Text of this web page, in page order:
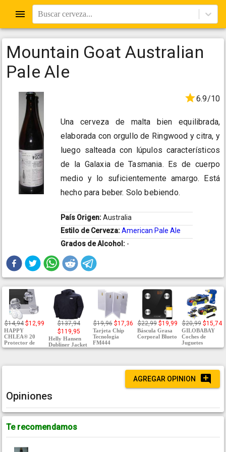
Buscar cerveza...
Mountain Goat Australian
Pale Ale
6.9/10
Una cerveza de malta bien equilibrada,
elaborada con orgullo de Ringwood y citra, y
luego salteada con lúpulos característicos
de la Galaxia de Tasmania. Es de cuerpo
medio y lo suficientemente amargo. Está
hecho para beber. Solo bebiendo.
País Origen:Australia
Estilo de Cerveza:American Pale Ale
Grados de Alcohol: -
$14,94 $12,99
HAPPY
CHLEA® 20
Protector de
$137,94
$119,95
Helly Hansen
Dubliner Jacket
$19,96 $17,36
Tarjeta Chip
Tecnologia
FM444
$22,99 $19,99
Báscula Grasa
Corporal Blueto
$20,99 $15,74
GILOBABAY
Coches de
Juguetes
AGREGAR OPINION
Opiniones
Te recomendamos